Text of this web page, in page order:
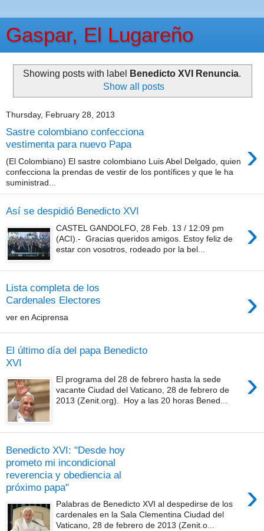
Gaspar, El Lugareño
Showing posts with label Benedicto XVI Renuncia.
Show all posts
Thursday, February 28, 2013
Sastre colombiano confecciona
vestimenta para nuevo Papa
›
(El Colombiano) El sastre colombiano Luis Abel Delgado, quien
confecciona la prendas de vestir de los pontífices y que le ha
suministrad...
Así se despidió Benedicto XVI
›
CASTEL GANDOLFO, 28 Feb. 13 / 12:09 pm
(ACI).- Gracias queridos amigos. Estoy feliz de
estar con vosotros, rodeado por la bel...
Lista completa de los
Cardenales Electores
›
ver en Aciprensa
El último día del papa Benedicto
XVI
›
El programa del 28 de febrero hasta la sede
vacante Ciudad del Vaticano, 28 de febrero de
2013 (Zenit.org). Hoy a las 20 horas Bened...
Benedicto XVI: "Desde hoy
prometo mi incondicional
reverencia y obediencia al
próximo papa"
›
Palabras de Benedicto XVI al despedirse de los
cardenales en la Sala Clementina Ciudad del
Vaticano, 28 de febrero de 2013 (Zenit.o...